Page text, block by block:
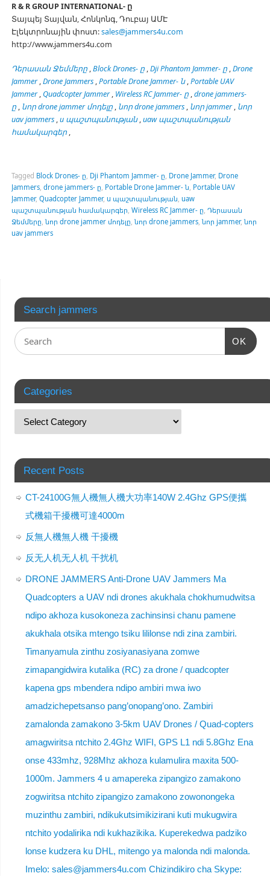
R & R GROUP INTERNATIONAL- ը
Տայպեյ Տայվան, Հոնկոնգ, Դուբայ ԱՄԷ
Էլեկտրոնային փոստ:sales@jammers4u.com
http://www.jammers4u.com
Դերասան Ջեմմերը,Block Drones- ը,Dji Phantom Jammer- ը,Drone
Jammer,Drone Jammers,Portable DroneJammer- ն,Portable UAV
Jammer, Quadcopter Jammer, Wireless RCJammer- ը,drone jammers-
ը, նոր dronejammer մոդելը, նոր drone jammers, նորjammer, նոր
uav jammers,u պաշտպանության,uaw պաշտպանության
համակարգեր,
Tagged Block Drones- ը, Dji Phantom Jammer- ը, Drone Jammer, Drone
Jammers, drone jammers- ը, Portable Drone Jammer- ն, Portable UAV
Jammer, Quadcopter Jammer, u պաշտպանության, uaw
պաշտպանության համակարգեր, Wireless RC Jammer- ը, Դերասան
Ջեմմերը,նոր drone jammer մոդելը,նոր drone jammers,նոր jammer,նոր
uav jammers
Search jammers
OK
Categories
Recent Posts
CT-24100G無人機無人機大功率140W 2.4Ghz GPS便攜
式機箱干擾機可達4000m
反無人機無人機 干擾機
反无人机无人机 干扰机
DRONE JAMMERS Anti-Drone UAV Jammers Ma
Quadcopters a UAV ndi drones akukhala chokhumudwitsa
ndipo akhoza kusokoneza zachinsinsi chanu pamene
akukhala otsika mtengo tsiku lililonse ndi zina zambiri.
Timanyamula zinthu zosiyanasiyana zomwe
zimapangidwira kutalika (RC) za drone / quadcopter
kapena gps mbendera ndipo ambiri mwa iwo
amadzichepetsanso pang’onopang’ono. Zambiri
zamalonda zamakono 3-5km UAV Drones / Quad-copters
amagwiritsa ntchito 2.4Ghz WIFI, GPS L1 ndi 5.8Ghz Ena
onse 433mhz, 928Mhz akhoza kulamulira maxita 500-
1000m. Jammers 4 u amapereka zipangizo zamakono
zogwiritsa ntchito zipangizo zamakono zowonongeka
muzinthu zambiri, ndikukutsimikizirani kuti mukugwira
ntchito yodalirika ndi kukhazikika. Kuperekedwa padziko
lonse kudzera ku DHL, mitengo ya malonda ndi malonda.
Imelo: sales@jammers4u.com Chizindikiro cha Skype: